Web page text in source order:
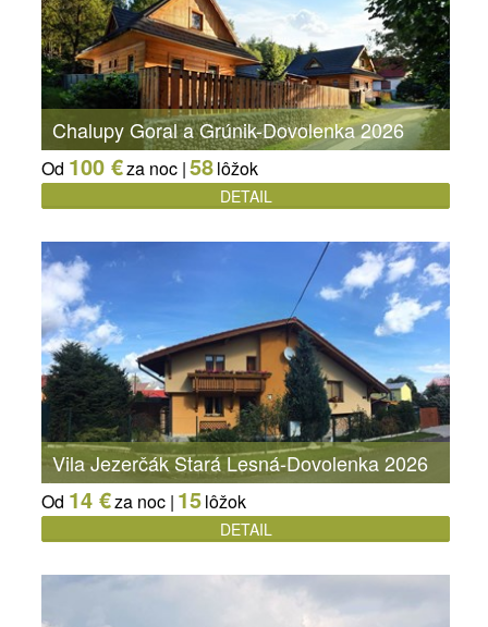
Chalupy Goral a Grúnik-Dovolenka 2026
Od 100 €za noc |58lôžok
DETAIL
Vila Jezerčák Stará Lesná-Dovolenka 2026
Od 14 €za noc | 15lôžok
DETAIL